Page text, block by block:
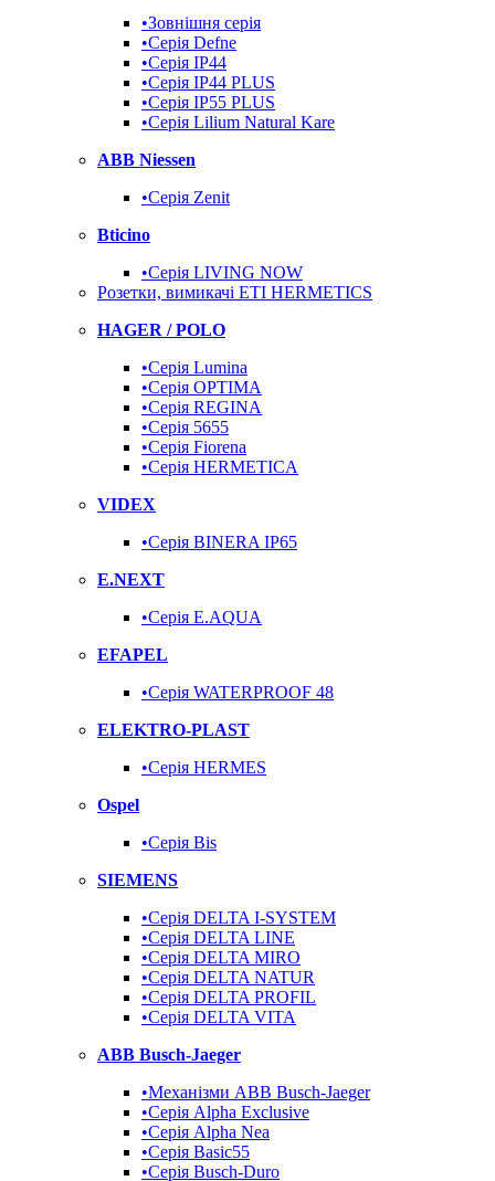
•Зовнішня серія
•Серія Defne
•Серія IP44
•Серія IP44 PLUS
•Серія IP55 PLUS
•Серія Lilium Natural Kare
ABB Niessen
•Серія Zenit
Bticino
•Серія LIVING NOW
Розетки, вимикачі ETI HERMETICS
HAGER / POLO
•Серія Lumina
•Серія OPTIMA
•Серія REGINA
•Серія 5655
•Серія Fiorena
•Серія HERMETICA
VIDEX
•Серія BINERA IP65
E.NEXT
•Серія E.AQUA
EFAPEL
•Серія WATERPROOF 48
ELEKTRO-PLAST
•Серія HERMES
Ospel
•Серія Bis
SIEMENS
•Серія DELTA I-SYSTEM
•Серія DELTA LINE
•Серія DELTA MIRO
•Серія DELTA NATUR
•Серія DELTA PROFIL
•Серія DELTA VITA
ABB Busch-Jaeger
•Механізми ABB Busch-Jaeger
•Серія Alpha Exclusive
•Серія Alpha Nea
•Серія Basic55
•Серія Busch-Duro